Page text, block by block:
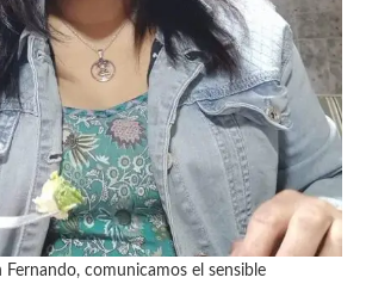
comunicamos el sensible